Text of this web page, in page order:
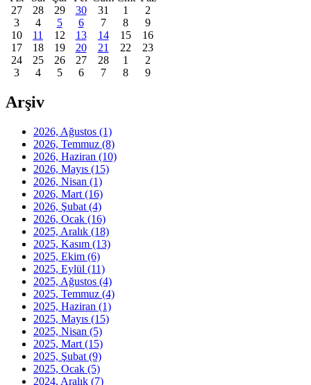
27
28 29 30 31 1
2
3
4 5 6 7 8
9
10
11 12 13 14 15
16
17
18 19 20 21 22
23
24
25 26 27 28 1
2
3
4 5 6 7 8 9
Arşiv
2026, Ağustos (1)
2026, Temmuz (8)
2026, Haziran (10)
2026, Mayıs (15)
2026, Nisan (1)
2026, Mart (16)
2026, Şubat (4)
2026, Ocak (16)
2025, Aralık (18)
2025, Kasım (13)
2025, Ekim (6)
2025, Eylül (11)
2025, Ağustos (4)
2025, Temmuz (4)
2025, Haziran (1)
2025, Mayıs (15)
2025, Nisan (5)
2025, Mart (15)
2025, Şubat (9)
2025, Ocak (5)
2024, Aralık (7)